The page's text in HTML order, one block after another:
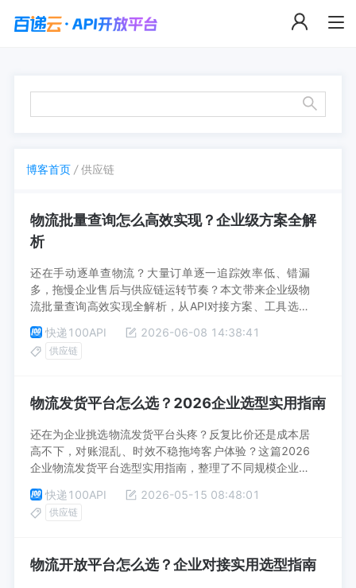
博客首页 /供应链
物流批量查询怎么高效实现？企业级方案全解
析
还在手动逐单查物流？大量订单逐一追踪效率低、错漏
多，拖慢企业售后与供应链运转节奏？本文带来企业级物
流批量查询高效实现全解析，从API对接方案、工具选型
流企业，都能找到适配自身的降本提效方案，快来get能
帮你省人力提效率的适配方案。
快递100API 2026-06-08 14:38:41
供应链
物流发货平台怎么选？2026企业选型实用指南
还在为企业挑选物流发货平台头疼？反复比价还是成本居
高不下，对账混乱、时效不稳拖垮客户体验？这篇2026
企业物流发货平台选型实用指南，整理了不同规模企业的
阱，选到适配自身业务、真正降本提效的靠谱发货平台，
快进来获取干货。
快递100API 2026-05-15 08:48:01
供应链
物流开放平台怎么选？企业对接实用选型指南